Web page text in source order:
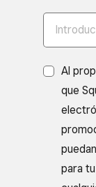
Al
que
para